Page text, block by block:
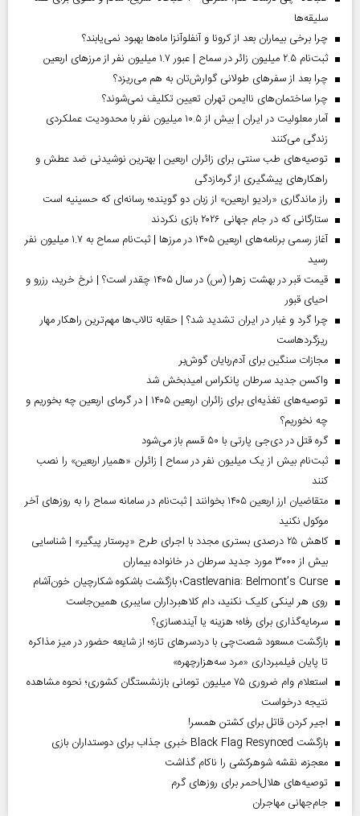
سلیقه‌ها
چرا برخی بیماران بعد از کرونا و آنفلوآنزا ماه‌ها بهبود نمی‌یابند؟
ثبت‌نام ۲.۵ میلیون زائر در سماح | عبور ۱.۷ میلیون نفر از مرز‌های اربعین
چرا بعد از سفرهای طولانی گوارش‌تان به هم می‌ریزد؟
چرا ساختمان‌های ناایمن تهران تعیین تکلیف نمی‌شوند؟
آمار معلولیت در ایران | بیش از ۱۰.۵ میلیون نفر با محدودیت عملکردی
زندگی می‌کنند
توصیه‌های طب سنتی برای زائران اربعین | بهترین نوشیدنی ضد عطش و
راهکارهای پیشگیری از گرمازدگی
راز ماندگاری «رادیو اربعین» از زبان دو گوینده؛ رسانه‌ای که حسینیه است
ستارگانی که در جام جهانی ۲۰۲۶ بازی نکردند
آغاز رسمی برنامه‌های اربعین ۱۴۰۵ در مرز‌ها | ثبت‌نام سماح به ۱.۷ میلیون نفر
رسید
قیمت قبر در بهشت زهرا (س) در سال ۱۴۰۵ چقدر است؟ | نرخ خرید، رزرو و
احیای قبور
چرا گرد و غبار در ایران تشدید شد؟ | حقابه تالاب‌ها مهم‌ترین راهکار مهار
ریزگردهاست
مجازات سنگین برای آدم‌ربایان گوش‌بر
واکسن جدید سرطان پانکراس امیدبخش شد
توصیه‌های تغذیه‌ای برای زائران اربعین ۱۴۰۵ | در گرمای اربعین چه بخوریم و
چه نخوریم؟
گره قتل در دی‌جی پارتی با ۵۰ قسم باز می‌شود
ثبت‌نام بیش از یک میلیون نفر در سماح | زائران «همیار اربعین» را نصب
کنند
متقاضیان ارز اربعین ۱۴۰۵ بخوانند | ثبت‌نام در سامانه سماح را به روز‌های آخر
موکول نکنید
کاهش ۲۵ درصدی بستری مجدد با اجرای طرح «پرستار پیگیر» | شناسایی
بیش از ۳۰۰۰ مورد جدید سرطان در خانواده بیماران
Castlevania: Belmont’s Curse؛ بازگشت باشکوه شکارچیان خون‌آشام
روی هر لینکی کلیک نکنید، دام کلاهبرداران سایبری همین‌جاست
سرمایه‌گذاری برای رفاه؛ هزینه یا آینده‌سازی؟
بازگشت مسعود شصت‌چی با دردسر‌های تازه؛ از شایعه حضور در میز مذاکره
تا پایان فیلمبرداری «مرد سه‌هزارچهره»
استعلام وام ضروری ۷۵ میلیون تومانی بازنشستگان کشوری؛ نحوه مشاهده
نتیجه درخواست
اجیر کردن قاتل برای کشتن همسر!
بازگشت Black Flag Resynced خبری جذاب برای دوستداران بازی
معجزه، نقشه شوهرکشی را ناکام گذاشت
توصیه‌های هلال‌احمر برای روز‌های گرم
جام‌جهانی مهاجران